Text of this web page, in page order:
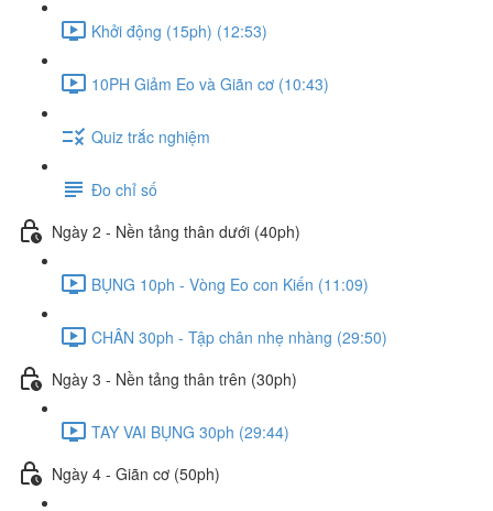
Khởi động (15ph) (12:53)
10PH Giảm Eo và Giãn cơ (10:43)
Quiz trắc nghiệm
Đo chỉ số
Ngày 2 - Nền tảng thân dưới (40ph)
BỤNG 10ph - Vòng Eo con Kiến (11:09)
CHÂN 30ph - Tập chân nhẹ nhàng (29:50)
Ngày 3 - Nền tảng thân trên (30ph)
TAY VAI BỤNG 30ph (29:44)
Ngày 4 - Giãn cơ (50ph)